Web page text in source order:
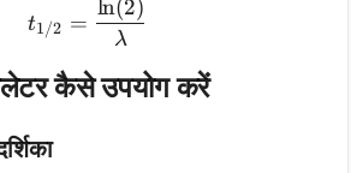
t_{1/2} =
t1/2 =
λ
ln(2)
कैसे उपयोग करें